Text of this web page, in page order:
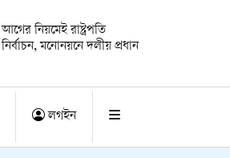
আগের নিয়মেই রাষ্ট্রপতি
নির্বাচন, মনোনয়নে দলীয় প্রধান
লগইন